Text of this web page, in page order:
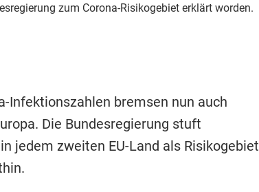
zum Corona-Risikogebiet erklärt worden.
Infektionszahlen bremsen nun auch
Die Bundesregierung stuft
jedem zweiten EU-Land als Risikogebiet